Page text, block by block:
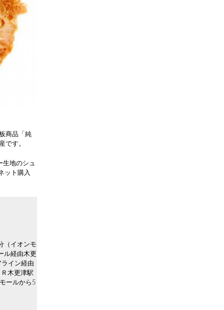
商品「純
です。
生地のシュ
ット購入
（イオンモ
ル経由木更
イン経由
木更津駅
ールから5